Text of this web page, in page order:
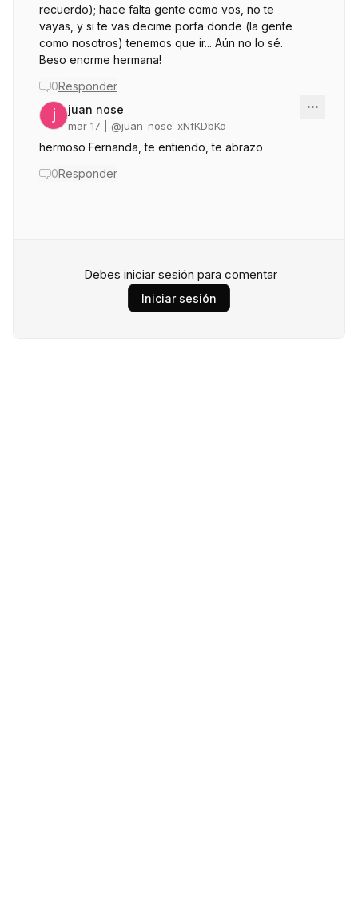
recuerdo); hace falta gente como vos, no te
vayas, y si te vas decime porfa donde (la gente
como nosotros) tenemos que ir... Aún no lo sé.
Beso enorme hermana!
0Responder
juan nose
mar 17 | @juan-nose-xNfKDbKd
hermoso Fernanda, te entiendo, te abrazo
0Responder
Debes iniciar sesión para comentar
Iniciar sesión